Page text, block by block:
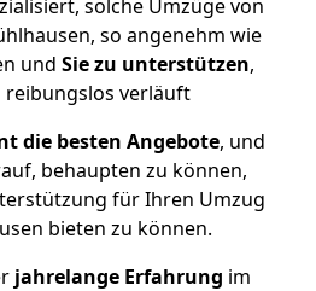
solche Umzüge von
so angenehm wie
und Sie zu unterstützen,
reibungslos verläuft
die besten Angebote, und
behaupten zu können,
für Ihren Umzug
bieten zu können.
jahrelange Erfahrung im